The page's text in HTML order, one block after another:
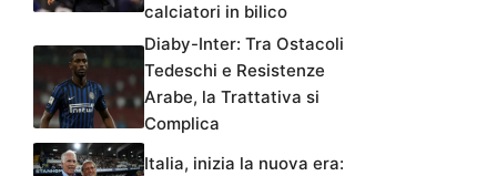
calciatori in bilico
Diaby-Inter: Tra Ostacoli
Tedeschi e Resistenze
Arabe, la Trattativa si
Complica
Italia, inizia la nuova era: